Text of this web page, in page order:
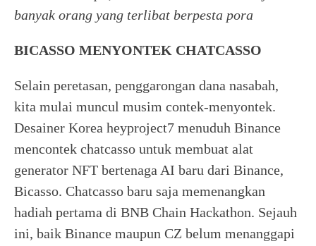
banyak orang yang terlibat berpesta pora
BICASSO MENYONTEK CHATCASSO
Selain peretasan, penggarongan dana nasabah,
kita mulai muncul musim contek-menyontek.
Desainer Korea heyproject7 menuduh Binance
mencontek chatcasso untuk membuat alat
generator NFT bertenaga AI baru dari Binance,
Bicasso. Chatcasso baru saja memenangkan
hadiah pertama di BNB Chain Hackathon. Sejauh
ini, baik Binance maupun CZ belum menanggapi